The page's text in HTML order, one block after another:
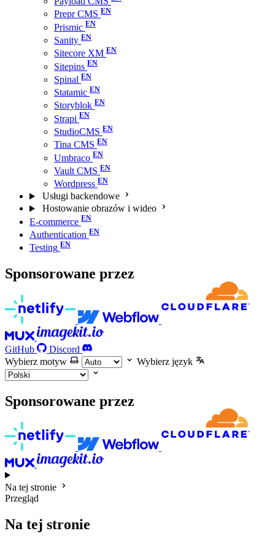
Prepr CMS
Prismic
Sanity
Sitecore XM
Sitepins
Spinal
Statamic
Storyblok
Strapi
StudioCMS
Tina CMS
Umbraco
Vault CMS
Wordpress
Usługi backendowe
Hostowanie obrazów i wideo
E-commerce
Authentication
Testing
Sponsorowane przez
GitHub
Discord
Wybierz motyw
Wybierz język
Sponsorowane przez
Na tej stronie
Przegląd
Na tej stronie